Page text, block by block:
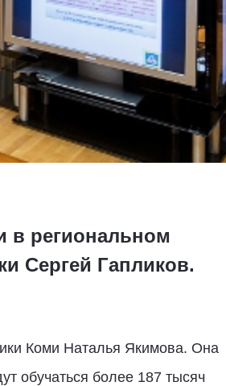
в региональном
Сергей Гапликов.
Коми Наталья Якимова. Она
обучаться более 187 тысяч